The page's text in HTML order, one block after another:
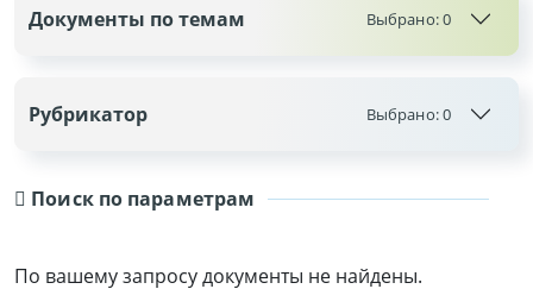
Поиск по параметрам
По вашему запросу документы не найдены.
Документы по темам Выбрано:0
Рубрикатор Выбрано:0